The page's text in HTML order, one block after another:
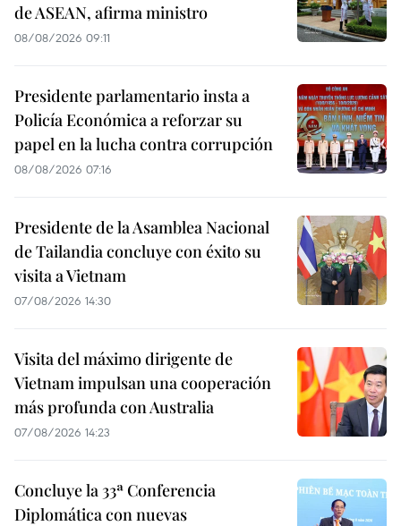
de ASEAN, afirma ministro
08/08/2026 09:11
Presidente parlamentario insta a
Policía Económica a reforzar su
papel en la lucha contra corrupción
08/08/2026 07:16
Presidente de la Asamblea Nacional
de Tailandia concluye con éxito su
visita a Vietnam
07/08/2026 14:30
Visita del máximo dirigente de
Vietnam impulsan una cooperación
más profunda con Australia
07/08/2026 14:23
Concluye la 33ª Conferencia
Diplomática con nuevas